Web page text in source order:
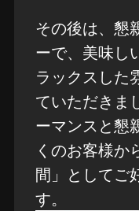
その後は、懇
ーで、美味し
ラックスした
ていただきま
ーマンスと懇
くのお客様か
間」としてご
す。